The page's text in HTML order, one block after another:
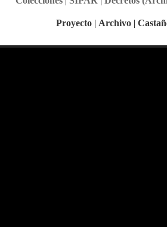
Proyecto | Archivo |